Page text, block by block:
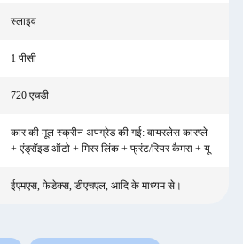
स्लाइव
1 पीसी
720 एचडी
कार की मूल स्क्रीन अपग्रेड की गई: वायरलेस कारप्ले
+ एंड्रॉइड ऑटो + मिरर लिंक + फ्रंट/रियर कैमरा + यू
ईएमएस, फेडेक्स, डीएचएल, आदि के माध्यम से।